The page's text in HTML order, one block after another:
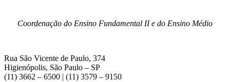
Coordenação do Ensino Fundamental II e do Ensino Médio
Rua São Vicente de Paulo, 374
Higienópolis, São Paulo – SP
(11) 3662 – 6500 | (11) 3579 – 9150